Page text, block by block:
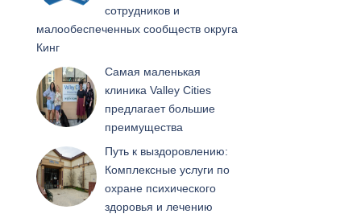
сотрудников и
малообеспеченных сообществ округа
Кинг
Самая маленькая
клиника Valley Cities
предлагает большие
преимущества
Путь к выздоровлению:
Комплексные услуги по
охране психического
здоровья и лечению